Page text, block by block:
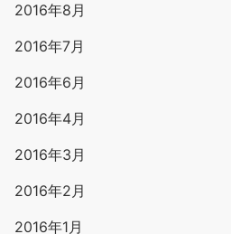
2016年8月
2016年7月
2016年6月
2016年4月
2016年3月
2016年2月
2016年1月